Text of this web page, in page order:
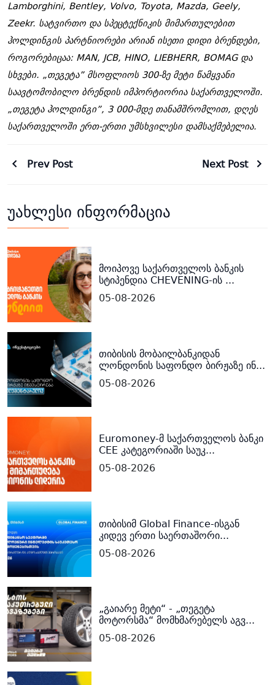
Lamborghini, Bentley, Volvo, Toyota, Mazda, Geely,
Zeekr. სატვირთო და სპეცტექნიკის მიმართულებით
ჰოლდინგის პარტნიორები არიან ისეთი დიდი ბრენდები,
როგორებიცაა: MAN, JCB, HINO, LIEBHERR, BOMAG და
სხვები. „თეგეტა” მსოფლიოს 300-ზე მეტი წამყვანი
საავტომობილო ბრენდის იმპორტიორია საქართველოში.
„თეგეტა ჰოლდინგი”, 3 000-მდე თანამშრომლით, დღეს
საქართველოში ერთ-ერთი უმსხვილესი დამსაქმებელია.
Prev Post Next Post
უახლესი ინფორმაცია
მოიპოვე საქართველოს ბანკის
სტიპენდია CHEVENING-ის ...
05-08-2026
თიბისის მობაილბანკიდან
ლონდონის საფონდო ბირჟაზე ინ...
05-08-2026
Euromoney-მ საქართველოს ბანკი
CEE კატეგორიაში საუკ...
05-08-2026
თიბისიმ Global Finance-ისგან
კიდევ ერთი საერთაშორი...
05-08-2026
„გაიარე მეტი“ - „თეგეტა
მოტორსმა“ მომხმარებელს აგვ...
05-08-2026